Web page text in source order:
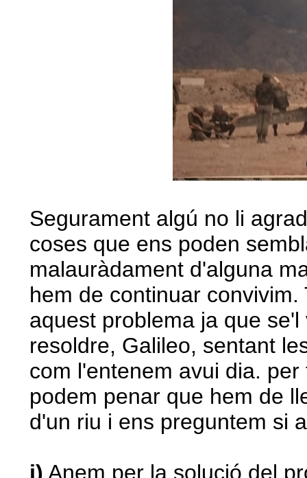
Segurament algú no li
coses que ens poden
malauràdament d'alguna
hem de continuar
aquest problema ja que
resoldre, Galileo, sentant
com l'entenem avui dia.
podem penar que hem de
d'un riu i ens preguntem si
i) Anem per la solució del